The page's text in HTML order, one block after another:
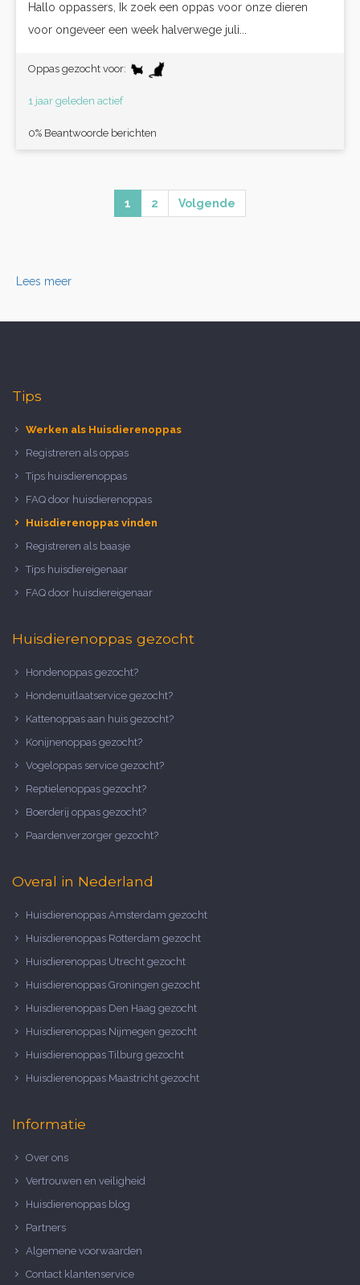
Hallo oppassers, Ik zoek een oppas voor onze dieren
voor ongeveer een week halverwege juli...
Oppas gezocht voor:
1 jaar geleden actief
0% Beantwoorde berichten
1 2 Volgende
Lees meer
Tips
Werken als Huisdierenoppas
Registreren als oppas
Tips huisdierenoppas
FAQ door huisdierenoppas
Huisdierenoppas vinden
Registreren als baasje
Tips huisdiereigenaar
FAQ door huisdiereigenaar
Huisdierenoppas gezocht
Hondenoppas gezocht?
Hondenuitlaatservice gezocht?
Kattenoppas aan huis gezocht?
Konijnenoppas gezocht?
Vogeloppas service gezocht?
Reptielenoppas gezocht?
Boerderij oppas gezocht?
Paardenverzorger gezocht?
Overal in Nederland
Huisdierenoppas Amsterdam gezocht
Huisdierenoppas Rotterdam gezocht
Huisdierenoppas Utrecht gezocht
Huisdierenoppas Groningen gezocht
Huisdierenoppas Den Haag gezocht
Huisdierenoppas Nijmegen gezocht
Huisdierenoppas Tilburg gezocht
Huisdierenoppas Maastricht gezocht
Informatie
Over ons
Vertrouwen en veiligheid
Huisdierenoppas blog
Partners
Algemene voorwaarden
Contact klantenservice